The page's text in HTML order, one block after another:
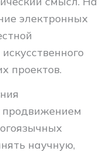
электронных
проектов.
продвижением
научную,